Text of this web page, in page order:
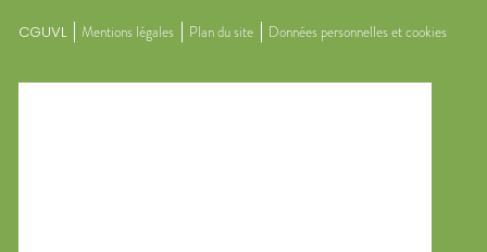
CGUVL Mentions légales Plan du site Données personnelles et cookies